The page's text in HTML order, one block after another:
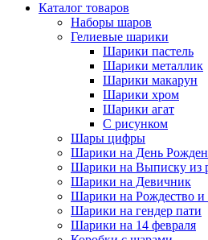
Каталог товаров
Наборы шаров
Гелиевые шарики
Шарики пастель
Шарики металлик
Шарики макарун
Шарики хром
Шарики агат
С рисунком
Шары цифры
Шарики на День
Шарики на Выписку из
Шарики на Девичник
Шарики на Рождество
Шарики на гендер пати
Шарики на 14 февраля